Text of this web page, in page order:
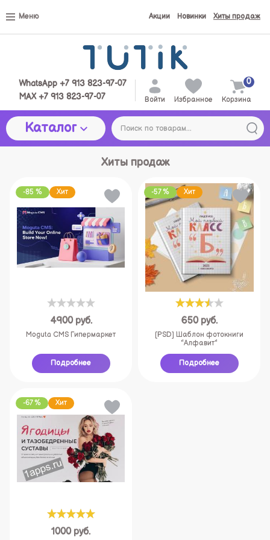
Меню Акции Новинки Хиты продаж
WhatsApp +7 913 823-97-07
MAX +7 913 823-97-07
Войти Избранное Корзина
0
Каталог
Хиты продаж
-85 % Хит
4900 руб.
Moguta CMS Гипермаркет
Подробнее
-57 % Хит
650 руб.
[PSD] Шаблон фотокниги
"Алфавит"
Подробнее
-67 % Хит
1000 руб.